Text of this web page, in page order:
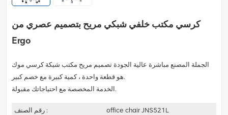
كرسي مكتب خلفي شبكي مريح بتصميم عصري من
Ergo
الجملة المصنع مباشرة عالية الجودة تصميم مريح مكتب شبكة كرسي موك
هو قطعة واحدة ، كمية كبيرة مع خصم كبير.
الخدمة المخصصة مع احتياجاتك مقبولة.
رقم الصنف :
office chair JNS521L